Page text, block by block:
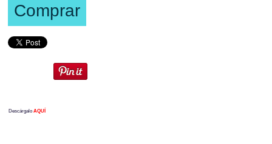
Comprar
DescárgaloAQUÍ